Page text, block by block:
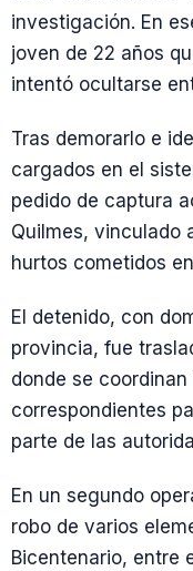
investigación. En
joven de 22 años
intentó ocultarse
Tras demorarlo e
cargados en el
pedido de captura
Quilmes, vinculado
hurtos cometidos
El detenido, con
provincia, fue
donde se
correspondientes
parte de las
En un segundo
robo de varios
Bicentenario, entre